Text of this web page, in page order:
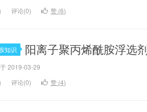
评论(0) 赞 (6)
知识 阳离子聚丙烯酰胺浮选
2019-03-29
评论(0) 赞 (4)